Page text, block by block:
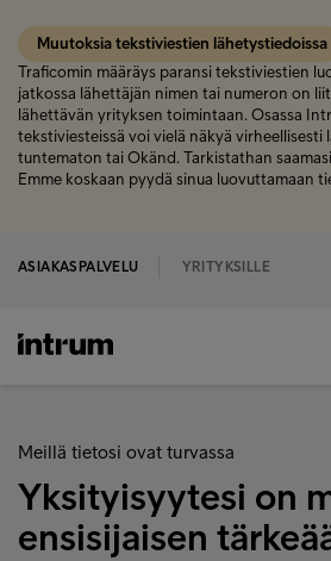
Muutoksia tekstiviestien lähetystiedoissa
Traficomin määräys paransi tekstiviestien
jatkossa lähettäjän nimen tai numeron on
lähettävän yrityksen toimintaan. Osassa
tekstiviesteissä voi vielä näkyä virheellisesti
tuntematon tai Okänd. Tarkistathan
Emme koskaan pyydä sinua luovuttamaan
ASIAKASPALVELU YRITYKSILLE
Meillä tietosi ovat turvassa
Yksityisyytesi on
ensisijaisen